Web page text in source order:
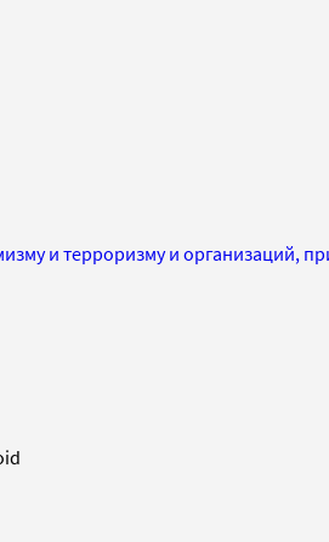
и терроризму и организаций,